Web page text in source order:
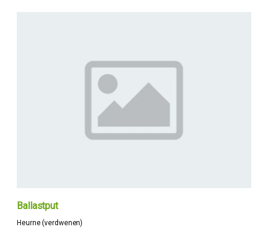
Ballastput
Heurne (verdwenen)